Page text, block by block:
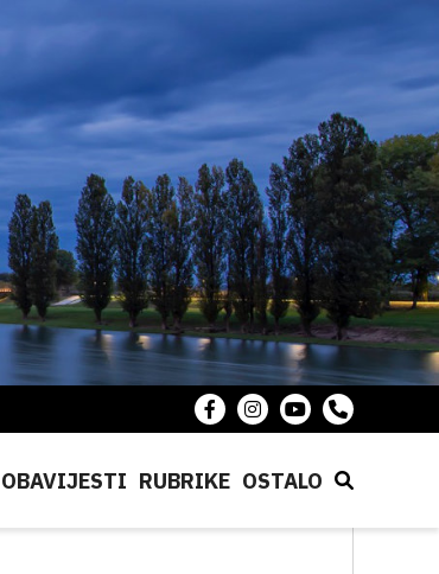
OBAVIJESTI RUBRIKE OSTALO